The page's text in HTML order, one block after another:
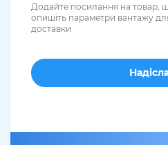
Додайте посилання на товар,
опишіть параметри вантажу
доставки